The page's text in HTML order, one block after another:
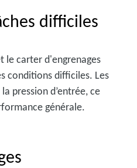
difficiles
le carter d'engrenages
conditions difficiles. Les
pression d’entrée, ce
générale.